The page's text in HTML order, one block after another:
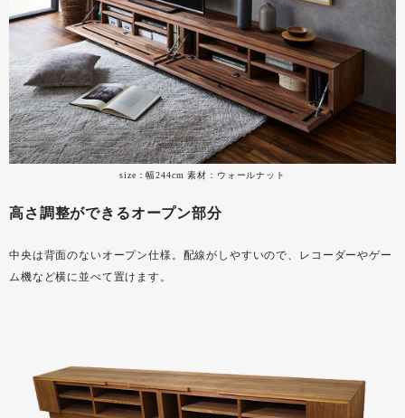
size：幅244cm 素材：ウォールナット
高さ調整ができるオープン部分
中央は背面のないオープン仕様。配線がしやすいので、レコーダーやゲー
ム機など横に並べて置けます。